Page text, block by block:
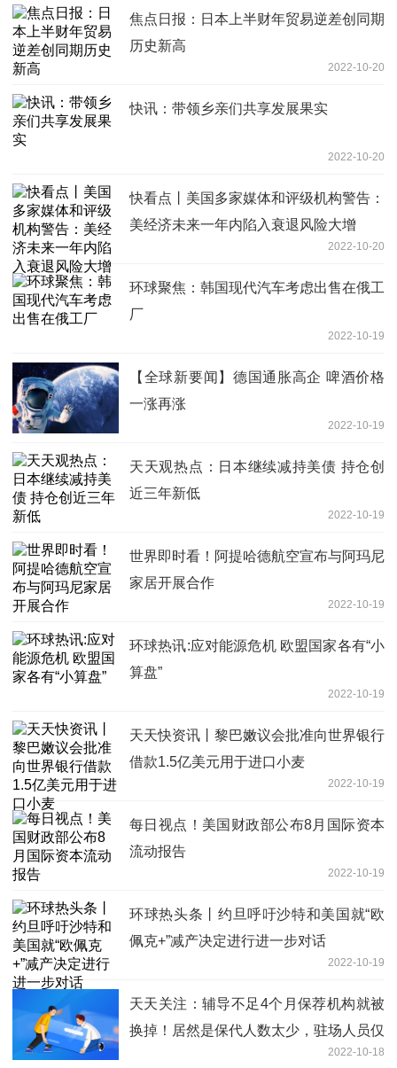
焦点日报：日本上半财年贸易逆差创同期
历史新高
2022-10-20
快讯：带领乡亲们共享发展果实
2022-10-20
快看点丨美国多家媒体和评级机构警告：
美经济未来一年内陷入衰退风险大增
2022-10-20
环球聚焦：韩国现代汽车考虑出售在俄工
厂
2022-10-19
【全球新要闻】德国通胀高企 啤酒价格
一涨再涨
2022-10-19
天天观热点：日本继续减持美债 持仓创
近三年新低
2022-10-19
世界即时看！阿提哈德航空宣布与阿玛尼
家居开展合作
2022-10-19
环球热讯:应对能源危机 欧盟国家各有“小
算盘”
2022-10-19
天天快资讯丨黎巴嫩议会批准向世界银行
借款1.5亿美元用于进口小麦
2022-10-19
每日视点！美国财政部公布8月国际资本
流动报告
2022-10-19
环球热头条丨约旦呼吁沙特和美国就“欧
佩克+”减产决定进行进一步对话
2022-10-19
天天关注：辅导不足4个月保荐机构就被
换掉！居然是保代人数太少，驻场人员仅
2022-10-18